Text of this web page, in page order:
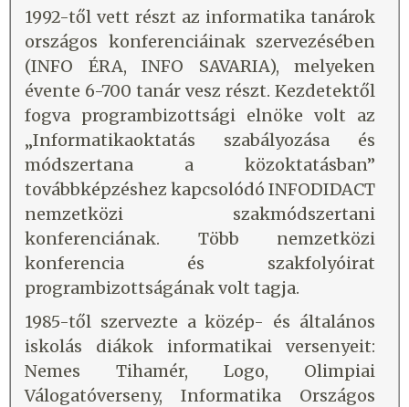
1992-től vett részt az informatika tanárok
országos konferenciáinak szervezésében
(INFO ÉRA, INFO SAVARIA), melyeken
évente 6-700 tanár vesz részt. Kezdetektől
fogva programbizottsági elnöke volt az
„Informatikaoktatás szabályozása és
módszertana a közoktatásban”
továbbképzéshez kapcsolódó INFODIDACT
nemzetközi szakmódszertani
konferenciának. Több nemzetközi
konferencia és szakfolyóirat
programbizottságának volt tagja.
1985-től szervezte a közép- és általános
iskolás diákok informatikai versenyeit:
Nemes Tihamér, Logo, Olimpiai
Válogatóverseny, Informatika Országos